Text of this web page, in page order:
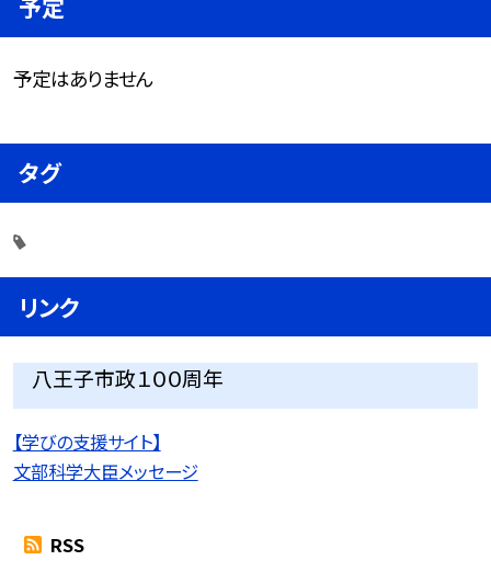
予定
予定はありません
タグ
リンク
八王子市政１００周年
【学びの支援サイト】
文部科学大臣メッセージ
RSS